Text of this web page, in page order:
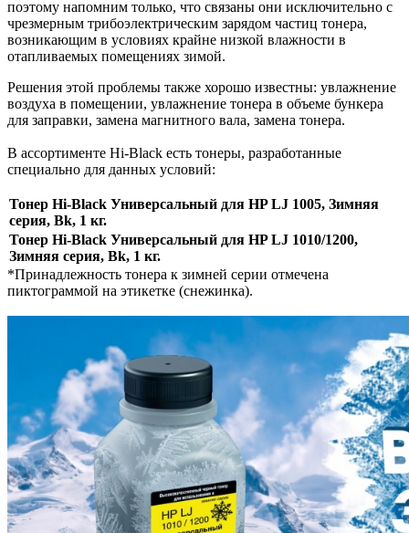
поэтому напомним только, что связаны они исключительно с
чрезмерным трибоэлектрическим зарядом частиц тонера,
возникающим в условиях крайне низкой влажности в
отапливаемых помещениях зимой.
Решения этой проблемы также хорошо известны: увлажнение
воздуха в помещении, увлажнение тонера в объеме бункера
для заправки, замена магнитного вала, замена тонера.
В ассортименте Hi-Black есть тонеры, разработанные
специально для данных условий:
Тонер Hi-Black Универсальный для HP LJ 1005, Зимняя
серия, Bk, 1 кг.
Тонер Hi-Black Универсальный для HP LJ 1010/1200,
Зимняя серия, Bk, 1 кг.
*Принадлежность тонера к зимней серии отмечена
пиктограммой на этикетке (снежинка).